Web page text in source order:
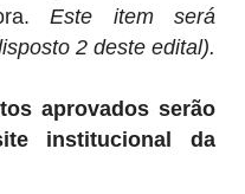
Este item será
2 deste edital).
aprovados serão
institucional da